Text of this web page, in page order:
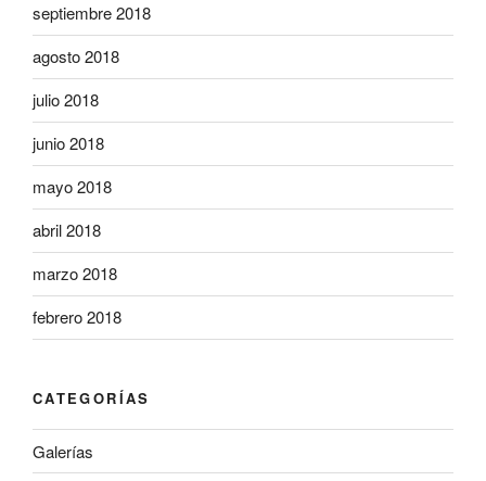
septiembre 2018
agosto 2018
julio 2018
junio 2018
mayo 2018
abril 2018
marzo 2018
febrero 2018
CATEGORÍAS
Galerías